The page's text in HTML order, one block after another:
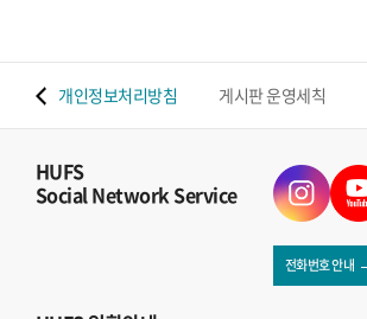
개인정보처리방침 게시판 운영세칙
HUFS
Social Network Service
전화번호 안내